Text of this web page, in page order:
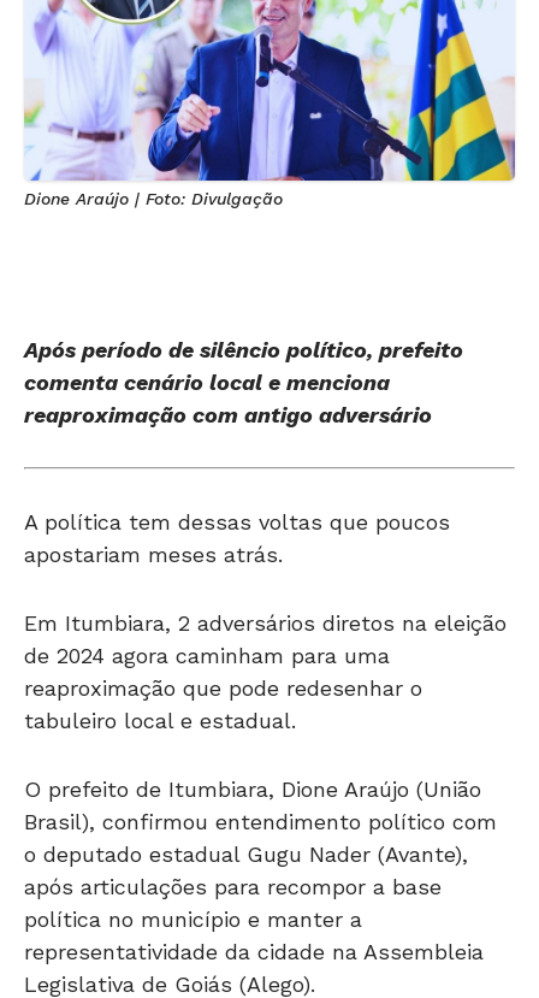
Dione Araújo | Foto: Divulgação
comenta cenário local e menciona
reaproximação com antigo adversário
apostariam meses atrás.
de 2024 agora caminham para uma
reaproximação que pode redesenhar o
tabuleiro local e estadual.
Brasil), confirmou entendimento político com
o deputado estadual Gugu Nader (Avante),
após articulações para recompor a base
política no município e manter a
representatividade da cidade na Assembleia
Legislativa de Goiás (Alego).